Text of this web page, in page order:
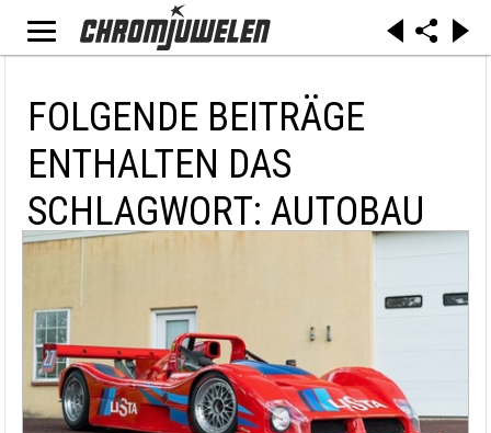
FOLGENDE BEITRÄGE
ENTHALTEN DAS
SCHLAGWORT: AUTOBAU